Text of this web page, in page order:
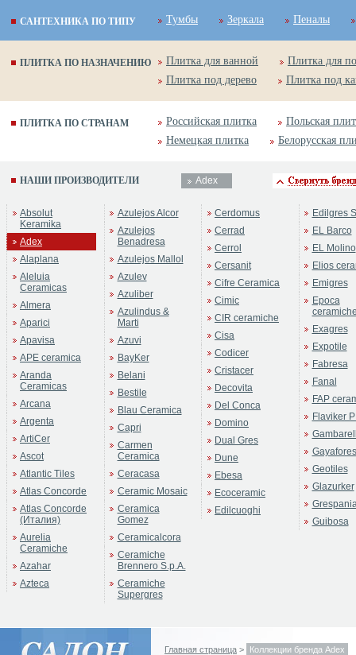
Бренд:
Коллекция:Adex
САНТЕХНИКА ПО ТИПУ Тумбы Зеркала Пеналы
ПЛИТКА ПО НАЗНАЧЕНИЮ Плитка для ванной
Плитка для
Плитка под дерево
Плитка под
ПЛИТКА ПО СТРАНАМ Российская плитка
Польская
Немецкая плитка
Белорусская
НАШИ ПРОИЗВОДИТЕЛИ Adex
Absolut
Keramika
Adex
Alaplana
Aleluia
Ceramicas
Almera
Aparici
Apavisa
APE ceramica
Aranda
Ceramicas
Arcana
Argenta
ArtiCer
Ascot
Atlantic Tiles
Atlas Concorde
Atlas Concorde
(Италия)
Aurelia
Ceramiche
Azahar
Azteca
Azulejos Alcor
Azulejos
Benadresa
Azulejos Mallol
Azulev
Azuliber
Azulindus &
Marti
Azuvi
BayKer
Belani
Bestile
Blau Ceramica
Capri
Carmen
Ceramica
Ceracasa
Ceramic Mosaic
Ceramica
Gomez
Ceramicalcora
Ceramiche
Brennero S.p.A.
Ceramiche
Supergres
Cerdomus
Cerrad
Cerrol
Cersanit
Cifre Ceramica
Cimic
CIR ceramiche
Cisa
Codicer
Cristacer
Decovita
Del Conca
Domino
Dual Gres
Dune
Ebesa
Ecoceramic
Edilcuoghi
Edilgres
EL Barco
EL Molino
Elios
Emigres
Epoca
Exagres
Expotile
Fabresa
Fanal
FAP
Flaviker
Gayafores
Geotiles
Glazurker
Guibosa
Главная страница > Коллекции бренда Adex